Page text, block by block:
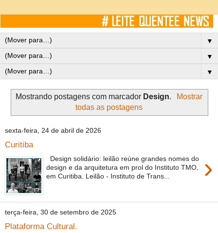
▼
▼
▼
Mostrando postagens com marcador Design.
Mostrar
todas as postagens
sexta-feira, 24 de abril de 2026
Curitiba
›
Design solidário: leilão reúne grandes nomes do
design e da arquitetura em prol do Instituto TMO,
em Curitiba. Leilão - Instituto de Trans...
terça-feira, 30 de setembro de 2025
Plataforma Cultural.